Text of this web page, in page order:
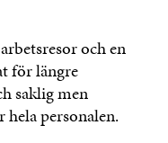
och en
för längre
saklig men
personalen.